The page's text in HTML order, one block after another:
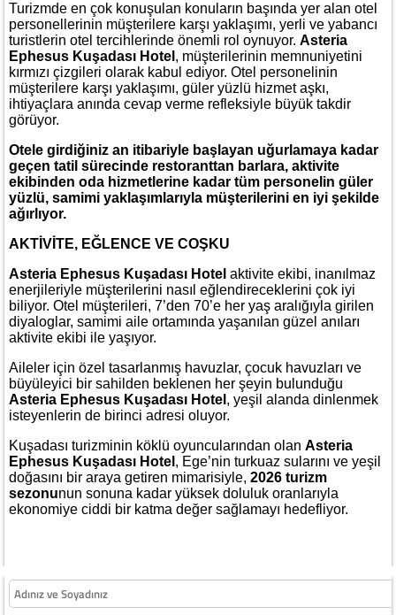
Turizmde en çok konuşulan konuların başında yer alan otel
personellerinin müşterilere karşı yaklaşımı, yerli ve yabancı
turistlerin otel tercihlerinde önemli rol oynuyor. Asteria
Ephesus Kuşadası Hotel , müşterilerinin memnuniyetini
kırmızı çizgileri olarak kabul ediyor. Otel personelinin
müşterilere karşı yaklaşımı, güler yüzlü hizmet aşkı,
ihtiyaçlara anında cevap verme refleksiyle büyük takdir
görüyor.
Otele girdiğiniz an itibariyle başlayan uğurlamaya kadar
geçen tatil sürecinde restoranttan barlara, aktivite
ekibinden oda hizmetlerine kadar tüm personelin güler
yüzlü, samimi yaklaşımlarıyla müşterilerini en iyi şekilde
ağırlıyor.
AKTİVİTE, EĞLENCE VE COŞKU
Asteria Ephesus Kuşadası Hotel aktivite ekibi, inanılmaz
enerjileriyle müşterilerini nasıl eğlendireceklerini çok iyi
biliyor. Otel müşterileri, 7’den 70’e her yaş aralığıyla girilen
diyaloglar, samimi aile ortamında yaşanılan güzel anıları
aktivite ekibi ile yaşıyor.
Aileler için özel tasarlanmış havuzlar, çocuk havuzları ve
büyüleyici bir sahilden beklenen her şeyin bulunduğu
Asteria Ephesus Kuşadası Hotel , yeşil alanda dinlenmek
isteyenlerin de birinci adresi oluyor.
Kuşadası turizminin köklü oyuncularından olan Asteria
Ephesus Kuşadası Hotel , Ege’nin turkuaz sularını ve yeşil
doğasını bir araya getiren mimarisiyle, 2026 turizm
sezonunun sonuna kadar yüksek doluluk oranlarıyla
ekonomiye ciddi bir katma değer sağlamayı hedefliyor.